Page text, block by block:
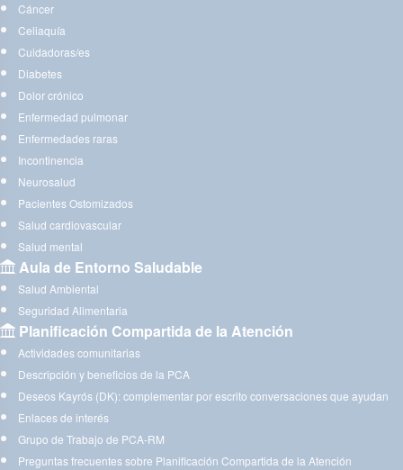
Cáncer
Celiaquía
Cuidadoras/es
Diabetes
Dolor crónico
Enfermedad pulmonar
Enfermedades raras
Incontinencia
Neurosalud
Pacientes Ostomizados
Salud cardiovascular
Salud mental
Aula de Entorno Saludable
Salud Ambiental
Seguridad Alimentaria
Planificación Compartida de la Atención
Actividades comunitarias
Descripción y beneficios de la PCA
Deseos Kayrós (DK): complementar por escrito conversaciones que ayudan
Enlaces de interés
Grupo de Trabajo de PCA-RM
Preguntas frecuentes sobre Planificación Compartida de la Atención